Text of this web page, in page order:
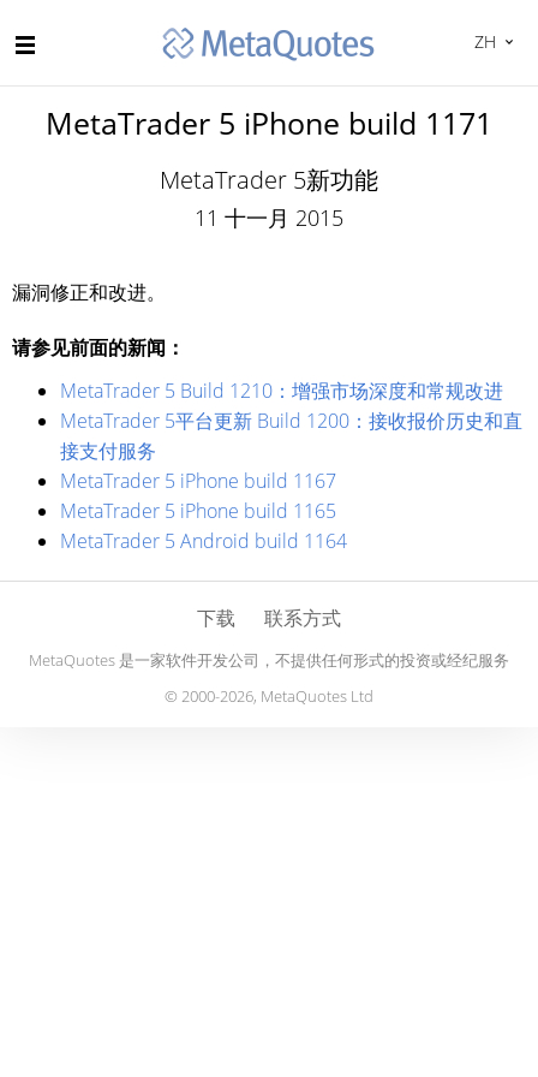
ZH
MetaTrader 5 iPhone build 1171
MetaTrader 5新功能
11 十一月 2015
漏洞修正和改进。
请参见前面的新闻：
MetaTrader 5 Build 1210：增强市场深度和常规改进
MetaTrader 5平台更新 Build 1200：接收报价历史和直
接支付服务
MetaTrader 5 iPhone build 1167
MetaTrader 5 iPhone build 1165
MetaTrader 5 Android build 1164
下载 联系方式
MetaQuotes 是一家软件开发公司，不提供任何形式的投资或经纪服务
© 2000-2026, MetaQuotes Ltd